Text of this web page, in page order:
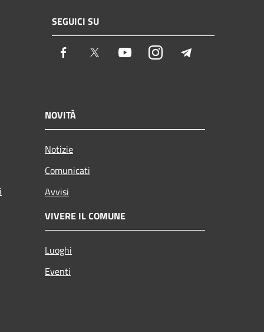
SEGUICI SU
Facebook Twitter YoutubeInstagram
NOVITÀ
Notizie
Comunicati
Avvisi
VIVERE IL COMUNE
Luoghi
Eventi